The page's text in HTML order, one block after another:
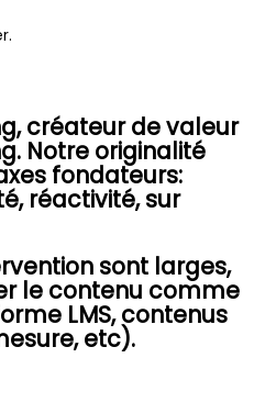
créateur de valeur
Notre originalité
fondateurs:
réactivité, sur
sont larges,
le contenu comme
LMS, contenus
etc).